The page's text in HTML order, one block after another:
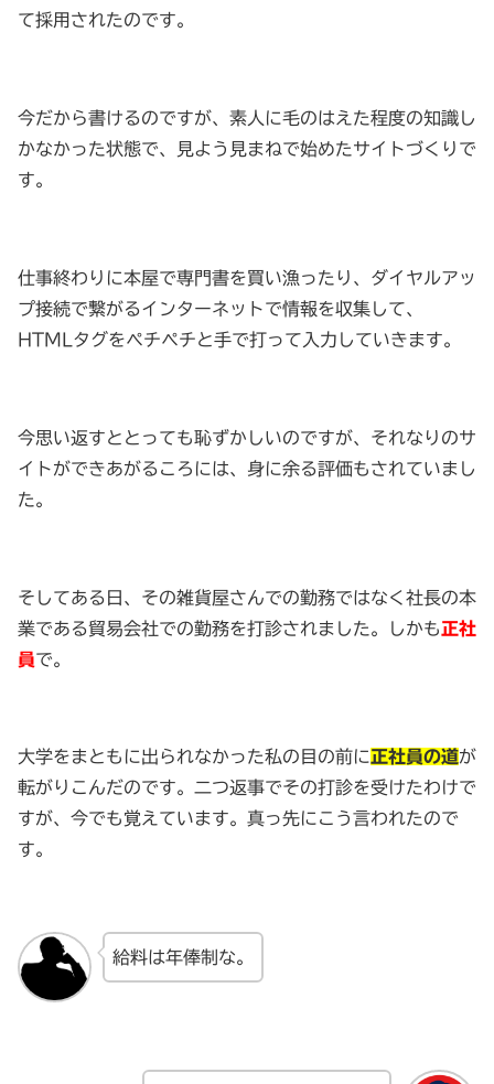
て採用されたのです。
今だから書けるのですが、素人に毛のはえた程度の知識し
かなかった状態で、見よう見まねで始めたサイトづくりで
す。
仕事終わりに本屋で専門書を買い漁ったり、ダイヤルアッ
プ接続で繋がるインターネットで情報を収集して、
HTMLタグをペチペチと手で打って入力していきます。
今思い返すととっても恥ずかしいのですが、それなりのサ
イトができあがるころには、身に余る評価もされていまし
た。
そしてある日、その雑貨屋さんでの勤務ではなく社長の本
業である貿易会社での勤務を打診されました。しかも正社
員で。
大学をまともに出られなかった私の目の前に正社員の道が
転がりこんだのです。二つ返事でその打診を受けたわけで
すが、今でも覚えています。真っ先にこう言われたので
す。
給料は年俸制な。